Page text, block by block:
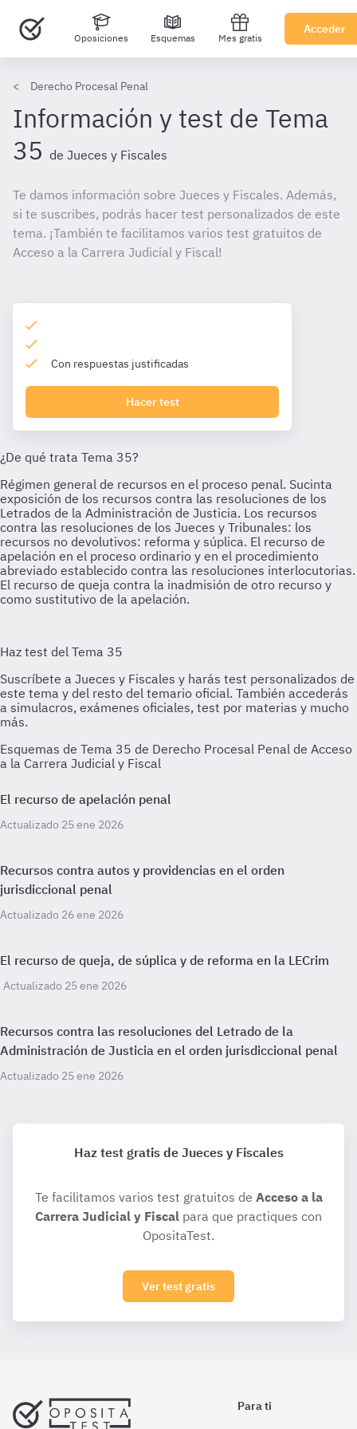
Oposiciones Esquemas Mes gratis
Acceder
Derecho Procesal Penal
Información y test de Tema
35 de Jueces y Fiscales
Te damos información sobre Jueces y Fiscales. Además,
si te suscribes, podrás hacer test personalizados de este
tema. ¡También te facilitamos varios test gratuitos de
Acceso a la Carrera Judicial y Fiscal!
Con respuestas justificadas
Hacer test
Esquemas de Tema 35 de Derecho Procesal Penal de Acceso
a la Carrera Judicial y Fiscal
El recurso de apelación penal
Actualizado 25 ene 2026
Recursos contra autos y providencias en el orden
jurisdiccional penal
Actualizado 26 ene 2026
El recurso de queja, de súplica y de reforma en la LECrim
Actualizado 25 ene 2026
Recursos contra las resoluciones del Letrado de la
Administración de Justicia en el orden jurisdiccional penal
Actualizado 25 ene 2026
Haz test gratis de Jueces y Fiscales
Te facilitamos varios test gratuitos de Acceso a la
Carrera Judicial y Fiscal para que practiques con
OpositaTest.
Ver test gratis
Para ti